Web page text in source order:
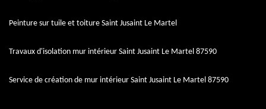
Peinture sur tuile et toiture Saint Jusaint Le Martel
Travaux d'isolation mur intérieur Saint Jusaint Le Martel 87590
Service de création de mur intérieur Saint Jusaint Le Martel 87590